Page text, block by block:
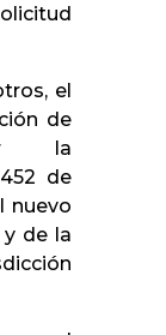
el
de
la
de
nuevo
y de la